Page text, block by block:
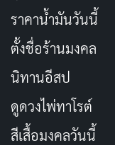
ราคาน้ำมันวันนี้
ตั้งชื่อร้านมงคล
นิทานอีสป
ดูดวงไพ่ทาโรต์
สีเสื้อมงคลวันนี้